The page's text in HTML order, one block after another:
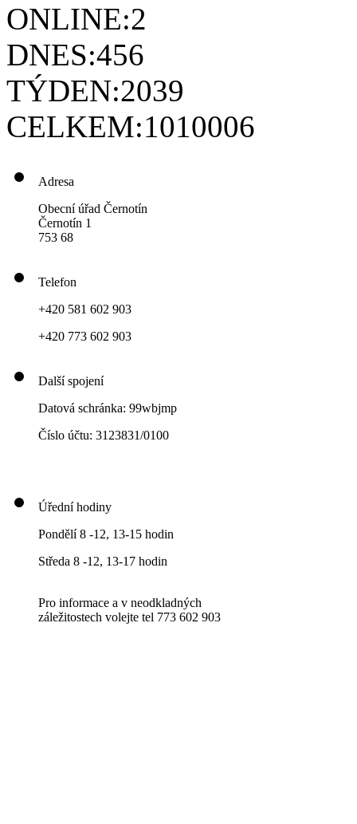
ONLINE:2
DNES:456
TÝDEN:2039
CELKEM:1010006
Adresa
Obecní úřad Černotín
Černotín 1
753 68
Telefon
+420 581 602 903
+420 773 602 903
Další spojení
Datová schránka: 99wbjmp
Číslo účtu: 3123831/0100
Úřední hodiny
Pondělí 8 -12, 13-15 hodin
Středa 8 -12, 13-17 hodin
Pro informace a v neodkladných
záležitostech volejte tel 773 602 903